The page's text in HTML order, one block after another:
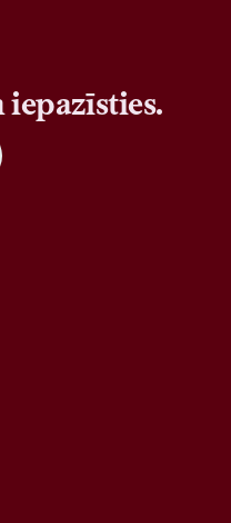
iepazīsties.